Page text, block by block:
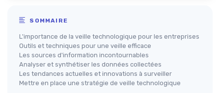
SOMMAIRE
L'importance de la veille technologique pour les entreprises
Outils et techniques pour une veille efficace
Les sources d'information incontournables
Analyser et synthétiser les données collectées
Les tendances actuelles et innovations à surveiller
Mettre en place une stratégie de veille technologique